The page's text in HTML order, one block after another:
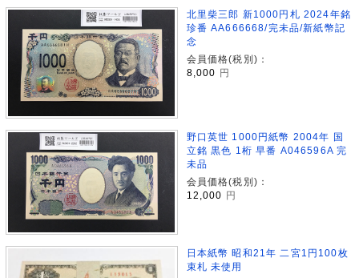
北里柴三郎 新1000円札 2024年銘
珍番 AA666668/完未品/新紙幣記
念
会員価格(税別)：
8,000 円
野口英世 1000円紙幣 2004年 国
立銘 黒色 1桁 早番 A046596A 完
未品
会員価格(税別)：
12,000 円
日本紙幣 昭和21年 二宮1円100枚
束札 未使用